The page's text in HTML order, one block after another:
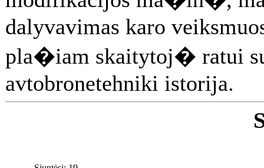
dalyvavimas karo
pla�iam skaitytoj� ratui
avtobronetehniki istorija.